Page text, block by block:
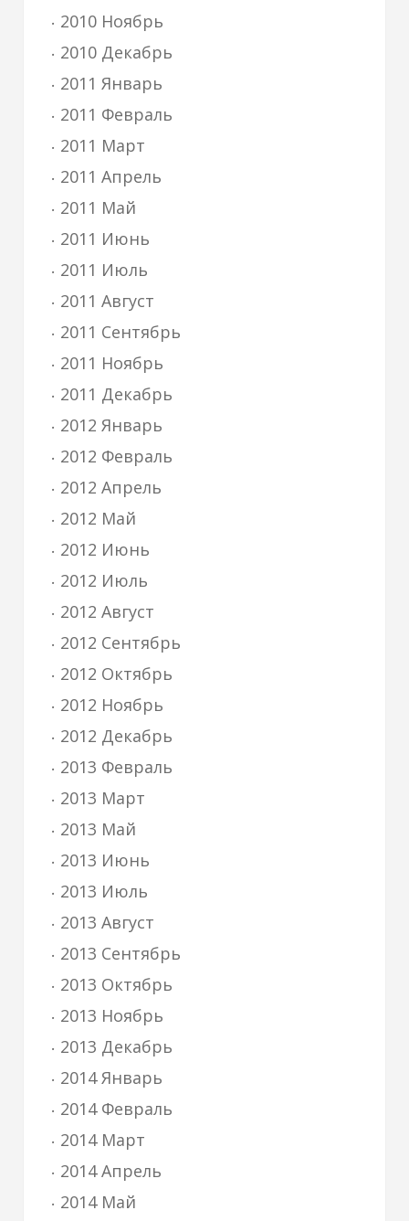
2010 Ноябрь
2010 Декабрь
2011 Январь
2011 Февраль
2011 Март
2011 Апрель
2011 Май
2011 Июнь
2011 Июль
2011 Август
2011 Сентябрь
2011 Ноябрь
2011 Декабрь
2012 Январь
2012 Февраль
2012 Апрель
2012 Май
2012 Июнь
2012 Июль
2012 Август
2012 Сентябрь
2012 Октябрь
2012 Ноябрь
2012 Декабрь
2013 Февраль
2013 Март
2013 Май
2013 Июнь
2013 Июль
2013 Август
2013 Сентябрь
2013 Октябрь
2013 Ноябрь
2013 Декабрь
2014 Январь
2014 Февраль
2014 Март
2014 Апрель
2014 Май